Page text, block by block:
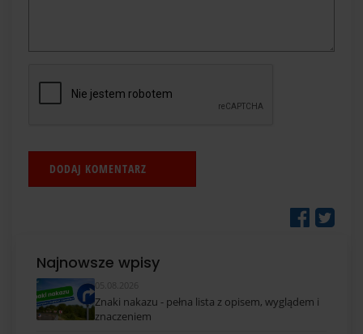
Najnowsze wpisy
05.08.2026
Znaki nakazu - pełna lista z opisem, wyglądem i
znaczeniem